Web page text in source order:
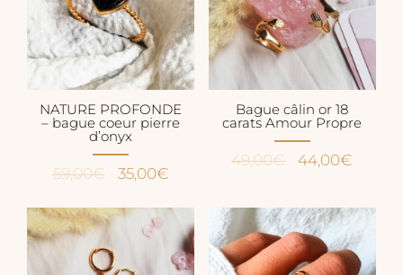
NATURE PROFONDE
– bague coeur pierre
d’onyx
59,00€
Le
initial
était :
59,00€.
35,00€Le
actuel
est :
35,00€.
Bague câlin or 18
carats Amour Propre
49,00€
Le
initial
était :
49,00€.
44,00€
actuel